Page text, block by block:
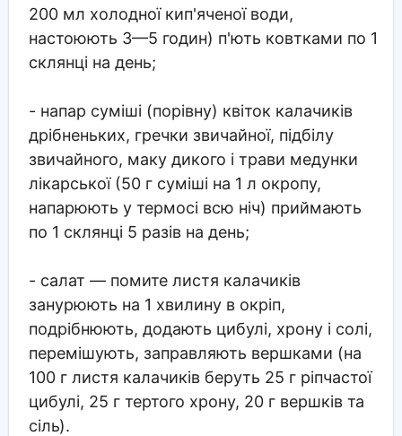
200 мл холодної кип'яченої води,
настоюють 3—5 годин) п'ють ковтками по 1
склянці на день;
- напар суміші (порівну) квіток калачиків
дрібненьких, гречки звичайної, підбілу
звичайного, маку дикого і трави медунки
лікарської (50 г суміші на 1 л окропу,
напарюють у термосі всю ніч) приймають
по 1 склянці 5 разів на день;
- салат — помите листя калачиків
занурюють на 1 хвилину в окріп,
подрібнюють, додають цибулі, хрону і солі,
перемішують, заправляють вершками (на
100 г листя калачиків беруть 25 г ріпчастої
цибулі, 25 г тертого хрону, 20 г вершків та
сіль).